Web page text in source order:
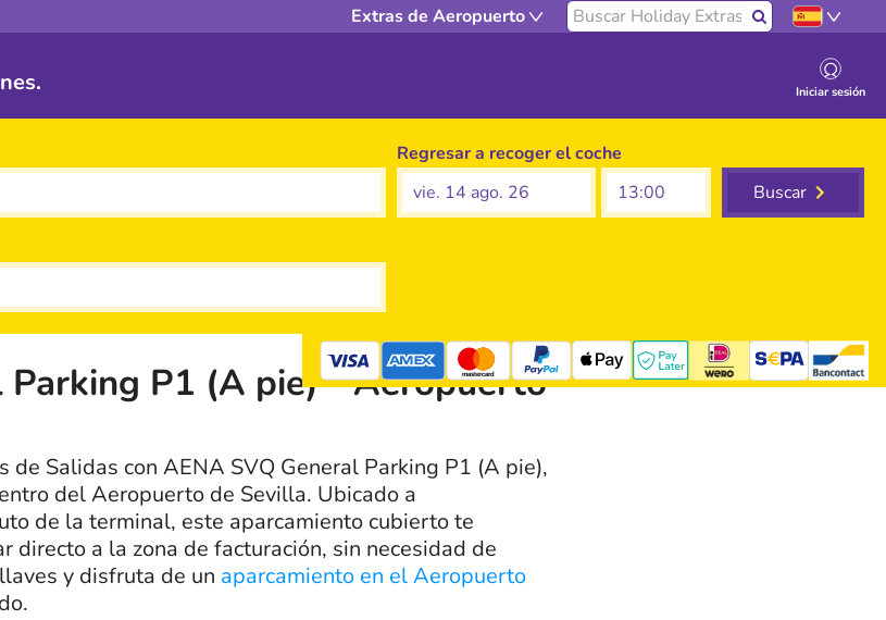
Iniciar sesión
Extras de Aeropuerto Buscar en nuestro sitio Buscar
Regresar a recoger el coche
vie. 14 ago. 26
Buscar
mastercard
Parking P1 (A pie) - Aeropuerto
de Salidas con AENA SVQ General Parking P1 (A pie),
del Aeropuerto de Sevilla. Ubicado a
de la terminal, este aparcamiento cubierto te
directo a la zona de facturación, sin necesidad de
y disfruta de un aparcamiento en el Aeropuerto